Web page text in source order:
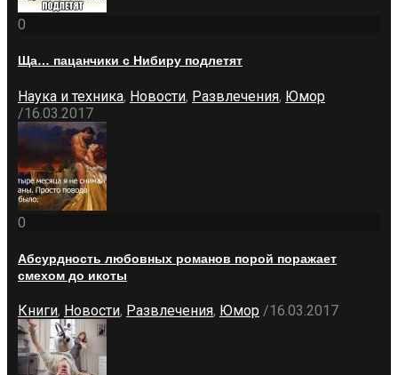
0
Ща… пацанчики с Нибиру подлетят
Наука и техника, Новости, Развлечения, Юмор
/16.03.2017
0
Абсурдность любовных романов порой поражает
смехом до икоты
Книги, Новости, Развлечения, Юмор /16.03.2017